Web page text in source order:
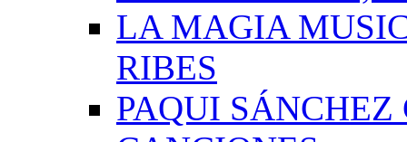
LA MAGIA
RIBES
PAQUI